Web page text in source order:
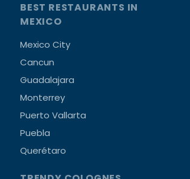
BEST RESTAURANTS IN
MEXICO
Mexico City
Cancun
Guadalajara
Monterrey
Puerto Vallarta
Puebla
Querétaro